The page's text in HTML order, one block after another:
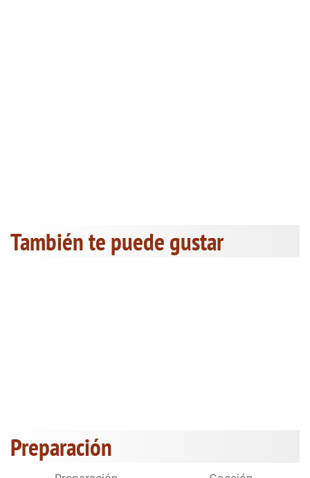
También te puede gustar
Preparación